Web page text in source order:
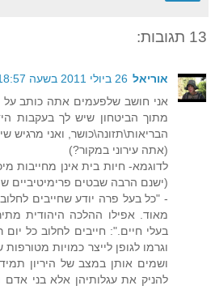
13 תגובות:
אוריאל 26 ביולי 2011 בשעה 18:57
אני חושב שלפעמים אתה כותב על
מתוך הביטחון שיש לך בעקבות
הבריאות\תזונה\כושר, ואני מרגיש
(אתה עירוני במקור?)
לדוגמא- חיות בית אינן מחייבות
(ישנם הרבה שבטים פרימיטיביים
- "כל בעל פרה יודע שחייבים
מאוד. אפילו ההלכה היהודית
בעלי חיים.": חייבים לחלוב כל
וגרמו לגופן לייצר כמויות
ושמים אותן במצב של היריון
להניק את עגלותיהן אלא בני אדם